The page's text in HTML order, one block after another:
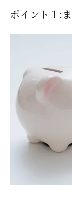
ポイント１: